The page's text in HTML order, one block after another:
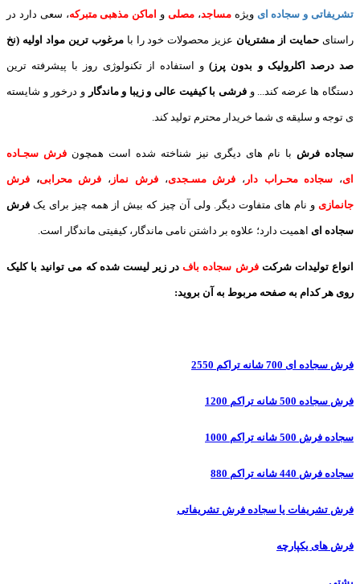
تشریفاتی و سجاده ای ویژهمساجد،مصلی و اماکن مذهبی متبرکه، سعی دارد در
راستای حمایت از مشتریان عزیز محصولات خود را بامرغوب ترین مواد اولیه (نخ
صد درصد اکلرولیک و بدون پرز)و استفاده از تکنولوژی روز با پیشرفته ترین
دستگاه ها عرضه کند... وفرشی با کیفیت عالی و زیبا و ماندگار و درخور و شایسته
ی توجه و سلیقه ی شما خریدار محترم تولید کند.
سجاده فرش با نام های دیگری نیز شناخته شده است همچون فرش سجـاده
ای، سجاده محـراب دار ، فرش مسـجدی،فرش نماز ، فرش محرابی، فرش
جانمازی و نام های متفاوت دیگر. ولی آن چیز که بیش از همه چیز برای یک فرش
سجاده ای اهمیت دارد؛ علاوه بر داشتن نامی ماندگار، کیفیتی ماندگار است.
انواع تولیدات شرکتفرش سجاده بافدر زیر لیست شده که می توانید با کلیک
روی هر کدام به صفحه مربوط به آن بروید:
فرش سجاده ای 700 شانه تراکم 2550
فرش سجاده 500 شانه تراکم 1200
سجاده فرش 500 شانه تراکم 1000
سجاده فرش 440 شانه تراکم 880
فرش تشریفات یا سجاده فرش تشریفاتی
فرش های یکپارچه